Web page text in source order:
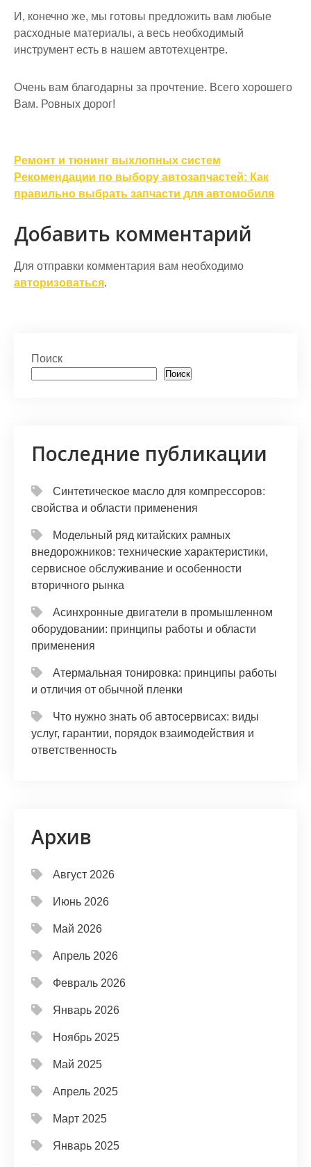
И, конечно же, мы готовы предложить вам любые
расходные материалы, а весь необходимый
инструмент есть в нашем автотехцентре.
Очень вам благодарны за прочтение. Всего хорошего
Вам. Ровных дорог!
Навигация
по
записям
Ремонт и тюнинг выхлопных систем
Рекомендации по выбору автозапчастей: Как
правильно выбрать запчасти для автомобиля
Добавить комментарий
Для отправки комментария вам необходимо
авторизоваться.
Поиск
Поиск
Последние публикации
Синтетическое масло для компрессоров:
свойства и области применения
Модельный ряд китайских рамных
внедорожников: технические характеристики,
сервисное обслуживание и особенности
вторичного рынка
Асинхронные двигатели в промышленном
оборудовании: принципы работы и области
применения
Атермальная тонировка: принципы работы
и отличия от обычной пленки
Что нужно знать об автосервисах: виды
услуг, гарантии, порядок взаимодействия и
ответственность
Архив
Август 2026
Июнь 2026
Май 2026
Апрель 2026
Февраль 2026
Январь 2026
Ноябрь 2025
Май 2025
Апрель 2025
Март 2025
Январь 2025